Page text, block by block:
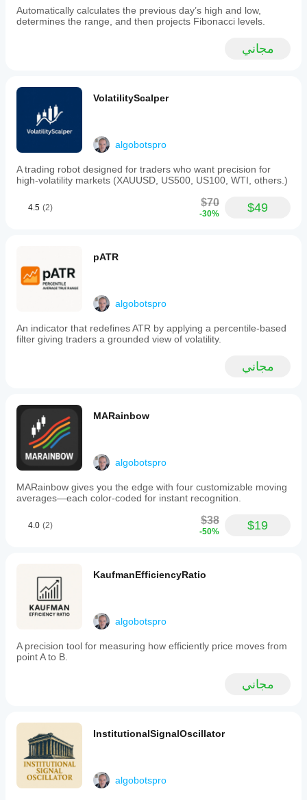
options
include
presenting
separate
panel
layout
flexibility.
of
the
lookback
averaging,
user-
defined
compatibility
with
dark
or
RVI
is
for
confirming
false
signals
during
low-
identifying
institutional
enhancing
volume-
based
strategies
with
Automatically calculates the previous day’s high and low,
determines the range, and then projects Fibonacci levels.
مجاني
VolatilityScalper
algobotspro
A trading robot designed for traders who want precision for
high-volatility markets (XAUUSD, US500, US100, WTI, others.)
4.5 (2) $70
-30% $49
pATR
algobotspro
An indicator that redefines ATR by applying a percentile-based
filter giving traders a grounded view of volatility.
مجاني
MARainbow
algobotspro
MARainbow gives you the edge with four customizable moving
averages—each color-coded for instant recognition.
4.0 (2) $38
-50% $19
KaufmanEfficiencyRatio
algobotspro
A precision tool for measuring how efficiently price moves from
point A to B.
مجاني
InstitutionalSignalOscillator
algobotspro